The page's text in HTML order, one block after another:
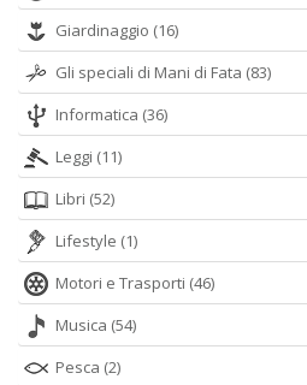
Giardinaggio (16)
Gli speciali di Mani di Fata (83)
Informatica (36)
Leggi (11)
Libri (52)
Lifestyle (1)
Motori e Trasporti (46)
Musica (54)
Pesca (2)